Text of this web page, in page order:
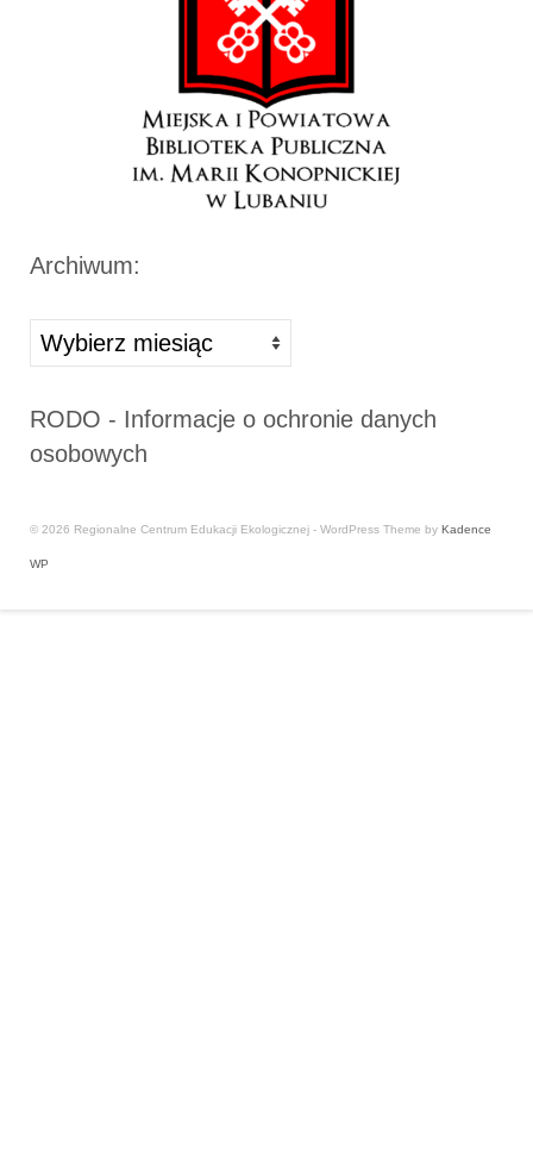
Archiwum:
Archiwa
RODO - Informacje o ochronie danych
osobowych
© 2026 Regionalne Centrum Edukacji Ekologicznej - WordPress Theme by Kadence
WP